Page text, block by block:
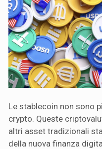
Le stablecoin non sono
crypto. Queste
altri asset tradizionali
della nuova finanza